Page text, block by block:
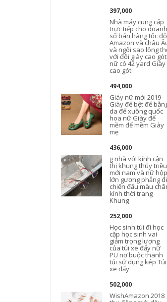
397,000
Nhà máy cung cấp
trực tiếp cho doanh
số bán hàng tốc độ
Amazon và châu
và ngôi sao lông
với đôi giày cao gót
nữ có 42 yard Giày
cao gót
494,000
Giày nữ mới 2019
Giày đế bệt đế
da đế xuồng quốc
hoa nữ Giày đế
mềm đế mềm Giày
mẹ
436,000
g nhà với kính cận
thị khung thủy triều
mới nam và nữ hộp
lớn gương phẳng
chiến đấu màu
kính thời trang
Khung
252,000
Học sinh túi đi học
cặp học sinh vai
giảm trọng lượng
của túi xe đẩy nữ
PU nơ buộc thanh
túi sử dụng kép Túi
xe đẩy
502,000
WishAmazon 2018